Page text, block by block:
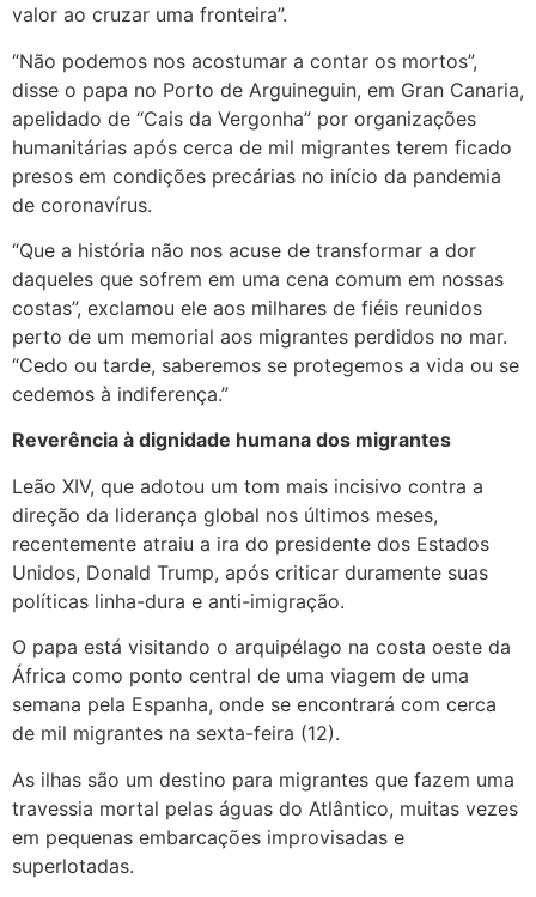
valor ao cruzar uma fronteira”.
“Não podemos nos acostumar a contar os mortos”,
disse o papa no Porto de Arguineguin, em Gran Canaria,
apelidado de “Cais da Vergonha” por organizações
humanitárias após cerca de mil migrantes terem ficado
presos em condições precárias no início da pandemia
de coronavírus.
“Que a história não nos acuse de transformar a dor
daqueles que sofrem em uma cena comum em nossas
costas”, exclamou ele aos milhares de fiéis reunidos
perto de um memorial aos migrantes perdidos no mar.
“Cedo ou tarde, saberemos se protegemos a vida ou se
cedemos à indiferença.”
Reverência à dignidade humana dos migrantes
Leão XIV, que adotou um tom mais incisivo contra a
direção da liderança global nos últimos meses,
recentemente atraiu a ira do presidente dos Estados
Unidos, Donald Trump, após criticar duramente suas
políticas linha-dura e anti-imigração.
O papa está visitando o arquipélago na costa oeste da
África como ponto central de uma viagem de uma
semana pela Espanha, onde se encontrará com cerca
de mil migrantes na sexta-feira (12).
As ilhas são um destino para migrantes que fazem uma
travessia mortal pelas águas do Atlântico, muitas vezes
em pequenas embarcações improvisadas e
superlotadas.